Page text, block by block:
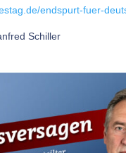
endspurt-fuer-
Schiller